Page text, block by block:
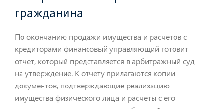
гражданина
По окончанию продажи имущества и расчетов с
кредиторами финансовый управляющий готовит
отчет, который представляется в арбитражный суд
на утверждение. К отчету прилагаются копии
документов, подтверждающие реализацию
имущества физического лица и расчеты с его